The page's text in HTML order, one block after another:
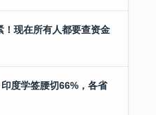
！现在所有人都要查资金
度学签腰切66%，各省